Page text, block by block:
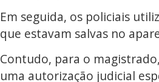
Em seguida, os policiais
que estavam salvas no
Contudo, para o
uma autorização judicial